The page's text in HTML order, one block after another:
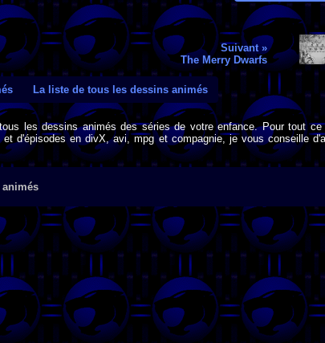
Suivant »
The Merry Dwarfs
La liste de tous les dessins animés
les dessins animés des séries de votre enfance. Pour tout ce
d'épisodes en divX, avi, mpg et compagnie, je vous conseille
animés